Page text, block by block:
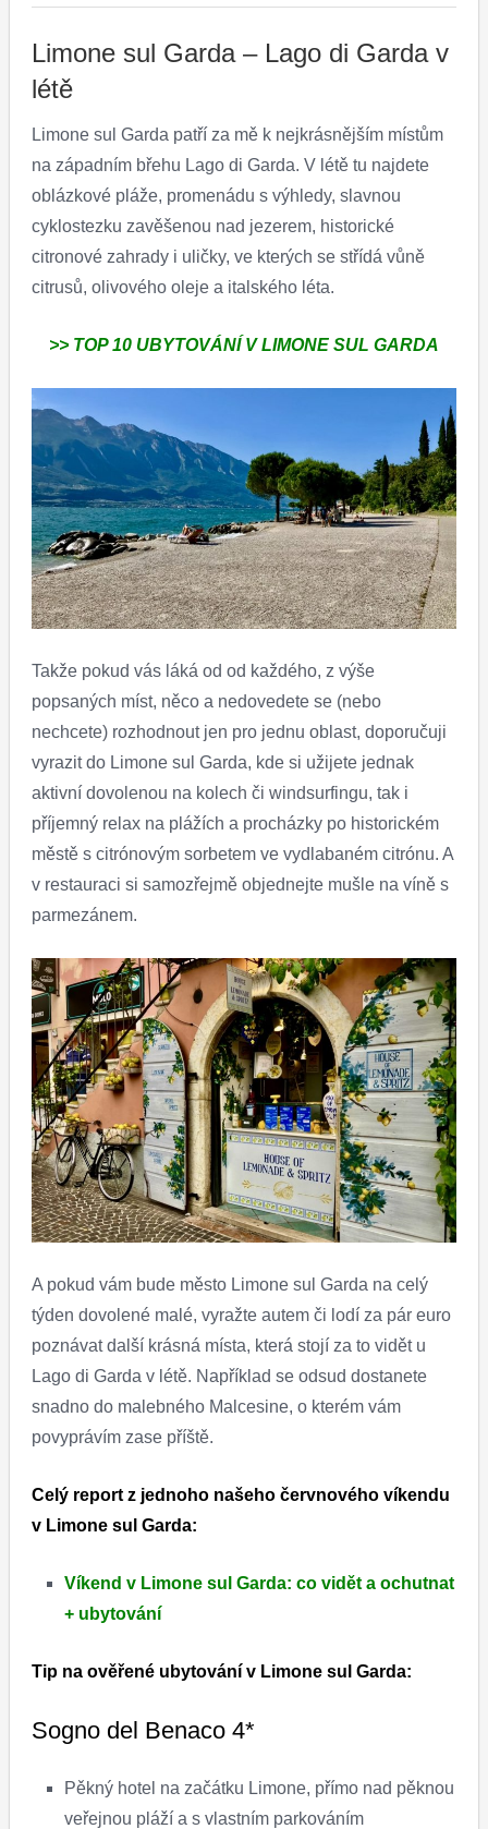
Limone sul Garda – Lago di Garda v
létě
Limone sul Garda patří za mě k nejkrásnějším místům
na západním břehu Lago di Garda. V létě tu najdete
oblázkové pláže, promenádu s výhledy, slavnou
cyklostezku zavěšenou nad jezerem, historické
citronové zahrady i uličky, ve kterých se střídá vůně
citrusů, olivového oleje a italského léta.
>> TOP 10 UBYTOVÁNÍ V LIMONE SUL GARDA
Takže pokud vás láká od od každého, z výše
popsaných míst, něco a nedovedete se (nebo
nechcete) rozhodnout jen pro jednu oblast, doporučuji
vyrazit do Limone sul Garda, kde si užijete jednak
aktivní dovolenou na kolech či windsurfingu, tak i
příjemný relax na plážích a procházky po historickém
městě s citrónovým sorbetem ve vydlabaném citrónu. A
v restauraci si samozřejmě objednejte mušle na víně s
parmezánem.
A pokud vám bude město Limone sul Garda na celý
týden dovolené malé, vyražte autem či lodí za pár euro
poznávat další krásná místa, která stojí za to vidět u
Lago di Garda v létě. Například se odsud dostanete
snadno do malebného Malcesine, o kterém vám
povyprávím zase příště.
Celý report z jednoho našeho červnového víkendu
v Limone sul Garda:
Víkend v Limone sul Garda: co vidět a ochutnat
+ ubytování
Tip na ověřené ubytování v Limone sul Garda:
Sogno del Benaco 4*
Pěkný hotel na začátku Limone, přímo nad pěknou
veřejnou pláží a s vlastním parkováním